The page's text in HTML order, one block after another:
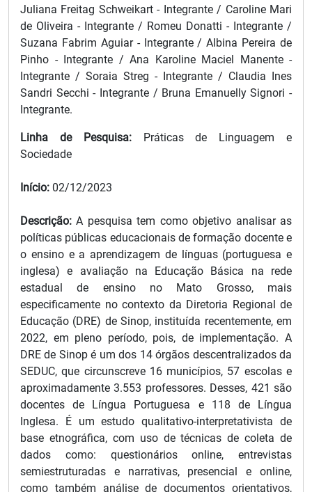
Juliana Freitag Schweikart - Integrante / Caroline Mari
de Oliveira - Integrante / Romeu Donatti - Integrante /
Suzana Fabrim Aguiar - Integrante / Albina Pereira de
Pinho - Integrante / Ana Karoline Maciel Manente -
Integrante / Soraia Streg - Integrante / Claudia Ines
Sandri Secchi - Integrante / Bruna Emanuelly Signori -
Integrante.
Linha de Pesquisa:Práticas de Linguagem e
Sociedade
Início: 02/12/2023
Descrição: A pesquisa tem como objetivo analisar as
políticas públicas educacionais de formação docente e
o ensino e a aprendizagem de línguas (portuguesa e
inglesa) e avaliação na Educação Básica na rede
estadual de ensino no Mato Grosso, mais
especificamente no contexto da Diretoria Regional de
Educação (DRE) de Sinop, instituída recentemente, em
2022, em pleno período, pois, de implementação. A
DRE de Sinop é um dos 14 órgãos descentralizados da
SEDUC, que circunscreve 16 municípios, 57 escolas e
aproximadamente 3.553 professores. Desses, 421 são
docentes de Língua Portuguesa e 118 de Língua
Inglesa. É um estudo qualitativo-interpretativista de
base etnográfica, com uso de técnicas de coleta de
dados como: questionários online, entrevistas
semiestruturadas e narrativas, presencial e online,
como também análise de documentos orientativos,